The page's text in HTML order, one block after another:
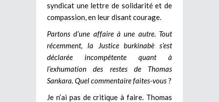
syndicat une lettre de solidarité et de
compassion, en leur disant courage.
Partons d’une affaire à une autre. Tout
récemment, la Justice burkinabè s’est
déclarée incompétente quant à
l’exhumation des restes de Thomas
Sankara. Quel commentaire faites-vous?
Je n’ai pas de critique à faire. Thomas